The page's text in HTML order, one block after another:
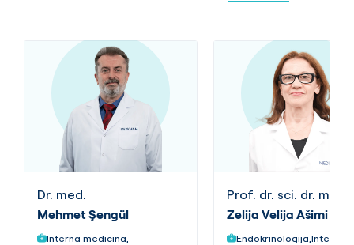
Dr. med.
Mehmet Şengül
Interna medicina,
Prof. dr. sci. dr. med.
Zelija Velija Ašimi